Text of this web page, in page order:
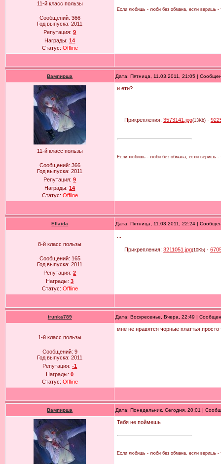
11-й класс пользы
Сообщений: 366
Год выпуска:2011
Репутация:9
Награды:14
Статус: Offline
Если любишь - люби без обмана, если веришь -
Вампирша Дата: Пятница, 11.03.2011, 21:05 |
11-й класс пользы
Сообщений: 366
Год выпуска:2011
Репутация:9
Награды:14
Статус: Offline
и ети?
Прикрепления: 3573141.jpg(13Kb)·
Если любишь - люби без обмана, если веришь -
Ellaida Дата: Пятница, 11.03.2011, 22:24 |
8-й класс пользы
Сообщений: 165
Год выпуска:2011
Репутация:2
Награды:3
Статус: Offline
...
Прикрепления: 3211051.jpg(10Kb)·
irunka789 Дата: Воскресенье, Вчера, 22:49 |
1-й класс пользы
Сообщений: 9
Год выпуска:2011
Репутация:-1
Награды:0
Статус: Offline
мне не нравятся чорные платтья,просто
Вампирша Дата: Понедельник, Сегодня, 20:01 |
Тебя не поймешь
Если любишь - люби без обмана, если веришь -